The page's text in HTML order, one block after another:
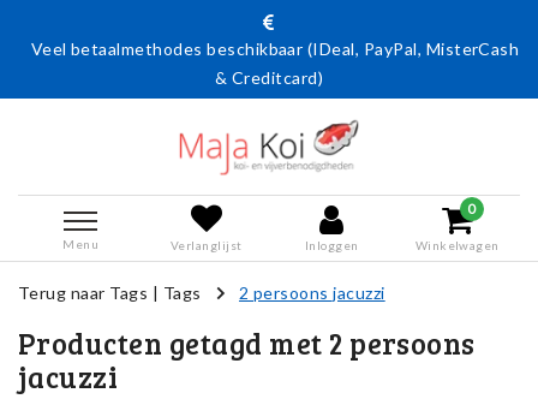
Veel betaalmethodes beschikbaar (IDeal, PayPal, MisterCash
& Creditcard)
Menu Verlanglijst Inloggen
0
Winkelwagen
Terug naar Tags | Tags 2 persoons jacuzzi
Producten getagd met 2 persoons
jacuzzi